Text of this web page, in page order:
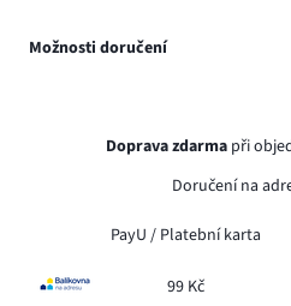
Možnosti doručení
Doprava zdarma při
Doručení na
PayU / Platební karta
99 Kč